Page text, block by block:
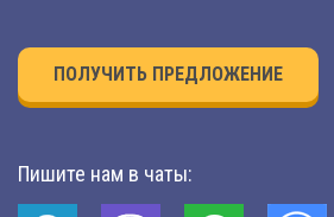
ПОЛУЧИТЬ ПРЕДЛОЖЕНИЕ
Пишите нам в чаты: